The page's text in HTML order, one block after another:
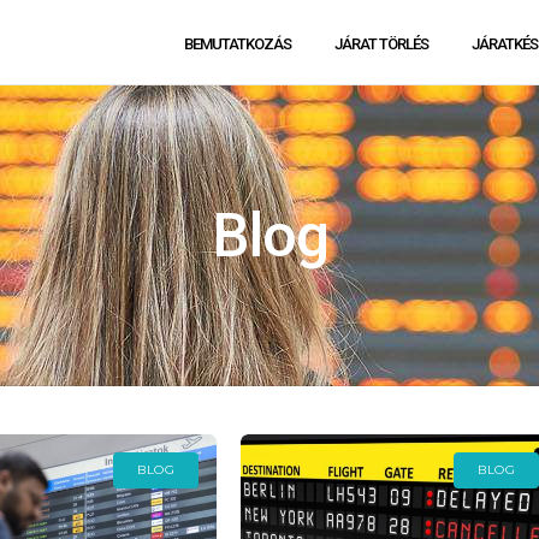
BEMUTATKOZÁS JÁRAT TÖRLÉS
Blog
BLOG BLOG